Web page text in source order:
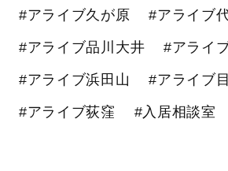
#アライブ久が原 #アライブ
#アライブ品川大井 #アライ
#アライブ浜田山 #アライブ
#アライブ荻窪 #入居相談室